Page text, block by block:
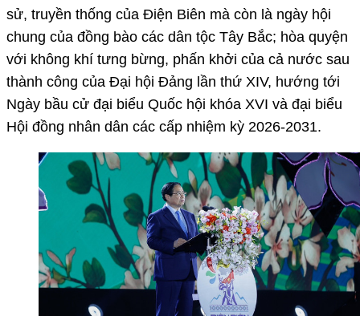
sử, truyền thống của Điện Biên mà còn là ngày hội
chung của đồng bào các dân tộc Tây Bắc; hòa quyện
với không khí tưng bừng, phấn khởi của cả nước sau
thành công của Đại hội Đảng lần thứ XIV, hướng tới
Ngày bầu cử đại biểu Quốc hội khóa XVI và đại biểu
Hội đồng nhân dân các cấp nhiệm kỳ 2026-2031.